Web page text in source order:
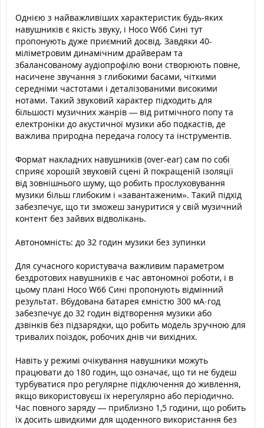
Однією з найважливіших характеристик будь-яких
навушників є якість звуку, і Hoco W66 Сині тут
пропонують дуже приємний досвід. Завдяки 40-
міліметровим динамічним драйверам та
збалансованому аудіопрофілю вони створюють повне,
насичене звучання з глибокими басами, чіткими
середніми частотами і деталізованими високими
нотами. Такий звуковий характер підходить для
більшості музичних жанрів — від ритмічного попу та
електроніки до акустичної музики або подкастів, де
важлива природна передача голосу та інструментів.
Формат накладних навушників (over-ear) сам по собі
сприяє хорошій звуковій сцені й покращеній ізоляції
від зовнішнього шуму, що робить прослуховування
музики більш глибоким і «завантаженим». Такий підхід
забезпечує, що ти зможеш зануритися у свій музичний
контент без зайвих відволікань.
Автономність: до 32 годин музики без зупинки
Для сучасного користувача важливим параметром
бездротових навушників є час автономної роботи, і в
цьому плані Hoco W66 Сині пропонують відмінний
результат. Вбудована батарея ємністю 300 мА·год
забезпечує до 32 годин відтворення музики або
дзвінків без підзарядки, що робить модель зручною для
тривалих поїздок, робочих днів чи вихідних.
Навіть у режимі очікування навушники можуть
працювати до 180 годин, що означає, що ти не будеш
турбуватися про регулярне підключення до живлення,
якщо використовуєш їх нерегулярно або періодично.
Час повного заряду — приблизно 1,5 години, що робить
їх досить швидкими для щоденного використання без